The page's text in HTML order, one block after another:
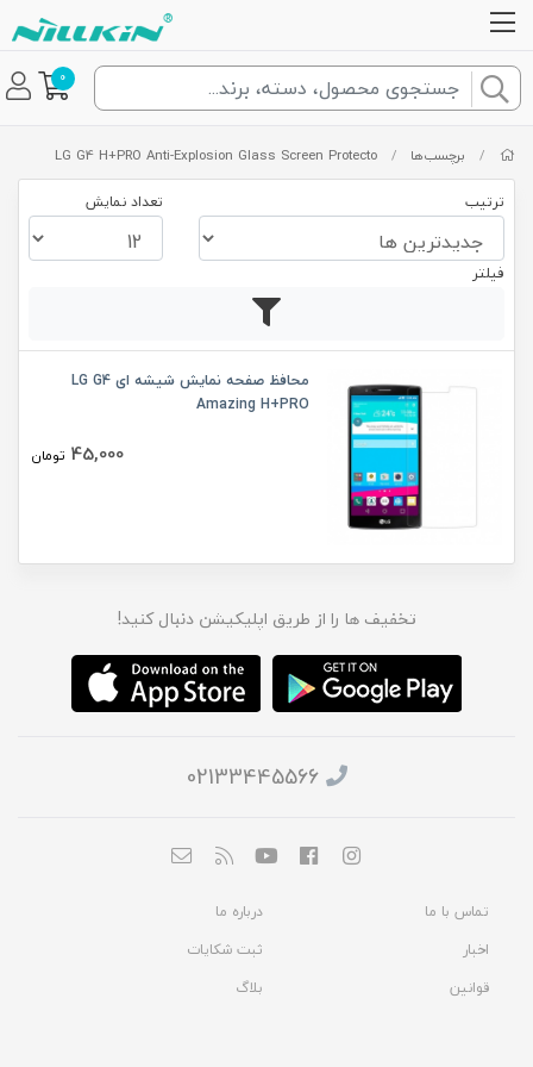
0
/ برچسب‌ها /
LG G4 H+PRO Anti-Explosion Glass Screen Protecto
ترتیب تعداد نمایش
فیلتر
محافظ صفحه نمایش شیشه ای LG G4
Amazing H+PRO
45,000 تومان
تخفیف ها را از طریق اپلیکیشن دنبال کنید!
02133445566
تماس با ما
درباره ما
اخبار
ثبت شکایات
قوانین
بلاگ